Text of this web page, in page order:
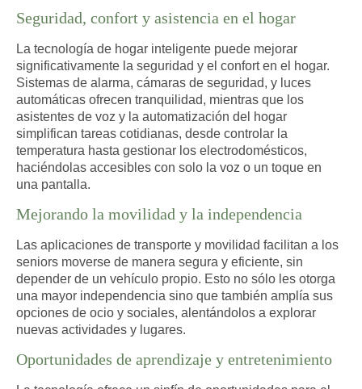
Seguridad, confort y asistencia en el hogar
La tecnología de hogar inteligente puede mejorar
significativamente la seguridad y el confort en el hogar.
Sistemas de alarma, cámaras de seguridad, y luces
automáticas ofrecen tranquilidad, mientras que los
asistentes de voz y la automatización del hogar
simplifican tareas cotidianas, desde controlar la
temperatura hasta gestionar los electrodomésticos,
haciéndolas accesibles con solo la voz o un toque en
una pantalla.
Mejorando la movilidad y la independencia
Las aplicaciones de transporte y movilidad facilitan a los
seniors moverse de manera segura y eficiente, sin
depender de un vehículo propio. Esto no sólo les otorga
una mayor independencia sino que también amplía sus
opciones de ocio y sociales, alentándolos a explorar
nuevas actividades y lugares.
Oportunidades de aprendizaje y entretenimiento